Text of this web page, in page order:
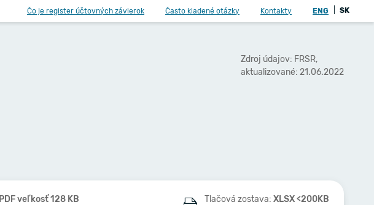
Čo je register účtovných závierok Často kladené otázky Kontakty ENG SK
Zdroj údajov: FRSR,
aktualizované: 21.06.2022
PDF veľkosť 128 KB Tlačová zostava: XLSX <200KB